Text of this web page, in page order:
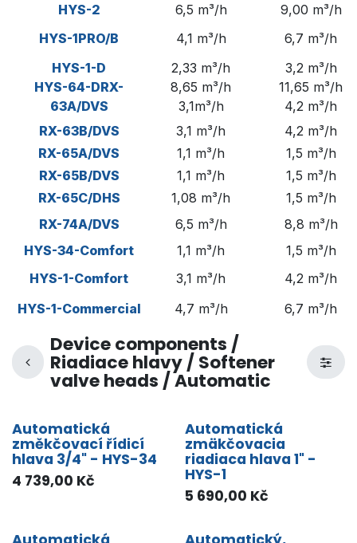
HYS-2
6,5 m³/h
9,00 m³/h
HYS-1PRO/B
4,1 m³/h
6,7 m³/h
HYS-1-D
HYS-64-DRX-
63A/DVS
2,33 m³/h
8,65 m³/h
3,1m³/h
3,2 m³/h
11,65 m³/h
4,2 m³/h
RX-63B/DVS
3,1 m³/h
4,2 m³/h
RX-65A/DVS
1,1 m³/h
1,5 m³/h
RX-65B/DVS
1,1 m³/h
1,5 m³/h
RX-65C/DHS
1,08 m³/h
1,5 m³/h
RX-74A/DVS
6,5 m³/h
8,8 m³/h
HYS-34-Comfort
1,1 m³/h
1,5 m³/h
HYS-1-Comfort
3,1 m³/h
4,2 m³/h
HYS-1-Commercial
4,7 m³/h 6,7 m³/h
Device components /
Riadiace hlavy / Softener
valve heads / Automatic
Automatická
změkčovací řídicí
hlava 3/4" - HYS-34
4 739,00 Kč
Automatická
zmäkčovacia
riadiaca hlava 1" -
HYS-1
5 690,00 Kč